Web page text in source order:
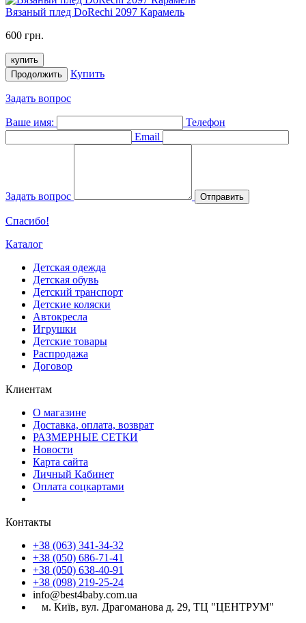
Вязаный плед DoRechi 2097 Карамель
600 грн.
купить
Продолжить
Купить
Задать вопрос
Ваше имя:
Телефон
Email
Задать вопрос Отправить
Спасибо!
Каталог
Детская одежда
Детская обувь
Детский транспорт
Детские коляски
Автокресла
Игрушки
Детские товары
Распродажа
Договор
Клиентам
О магазине
Доставка, оплата, возврат
РАЗМЕРНЫЕ СЕТКИ
Новости
Карта сайта
Личный Кабинет
Оплата соцкартами
Контакты
+38 (063) 341-34-32
+38 (050) 686-71-41
+38 (050) 638-40-91
+38 (098) 219-25-24
info@best4baby.com.ua
м. Київ, вул. Драгоманова д. 29, ТЦ "ЦЕНТРУМ"